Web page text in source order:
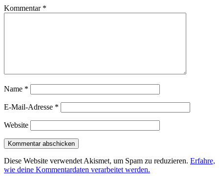
Kommentar *
Name *
E-Mail-Adresse *
Website
Diese Website verwendet Akismet, um Spam zu reduzieren. Erfahre,
wie deine Kommentardaten verarbeitet werden.